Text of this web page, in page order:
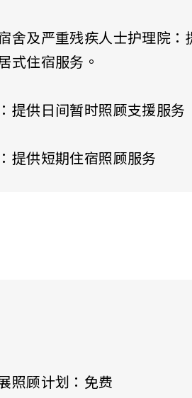
舍及严重残疾人士护理院：
式住宿服务。
提供日间暂时照顾支援服务
提供短期住宿照顾服务
照顾计划：免费